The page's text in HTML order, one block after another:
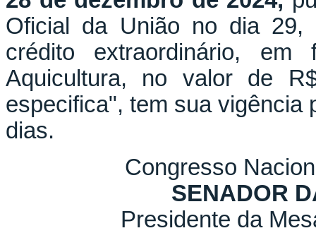
Oficial da União no dia
crédito extraordinário,
Aquicultura, no valor de
especifica", tem sua vigência
dias.
Congresso
SENADOR
Presidente da